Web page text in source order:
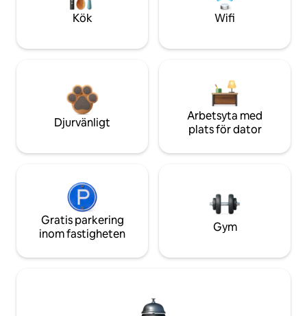
Kök Wifi
Djurvänligt
Arbetsyta med
plats för dator
Gratis parkering
inom fastigheten
Gym